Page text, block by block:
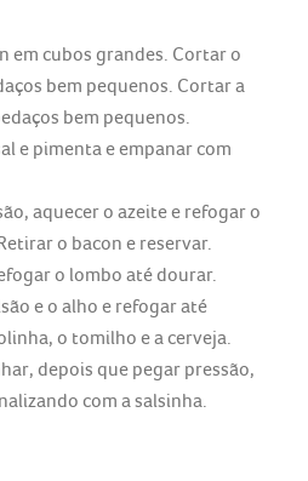
em cubos grandes. Cortar o
bem pequenos. Cortar a
bem pequenos.
e pimenta e empanar com
aquecer o azeite e refogar o
o bacon e reservar.
o lombo até dourar.
e o alho e refogar até
o tomilho e a cerveja.
depois que pegar pressão,
com a salsinha.